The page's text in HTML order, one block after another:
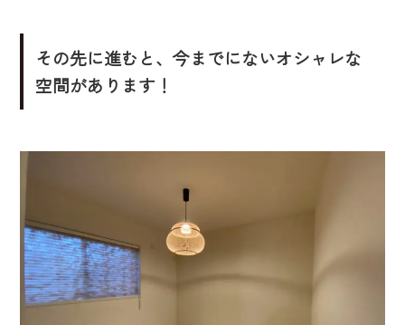
その先に進むと、今までにないオシャレな
空間があります！